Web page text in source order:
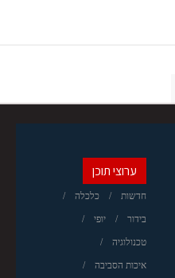
ערוצי תוכן
חדשות כלכלה
בידור יופי
טכנולוגיה
איכות הסביבה